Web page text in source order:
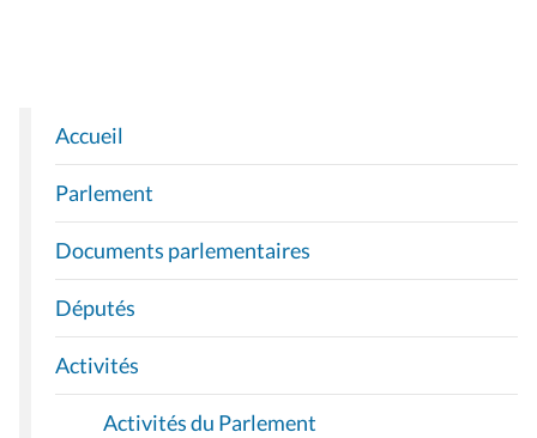
N
A
V
I
G
A
T
I
O
Accueil
Parlement
Documents parlementaires
Députés
Activités
Activités du Parlement